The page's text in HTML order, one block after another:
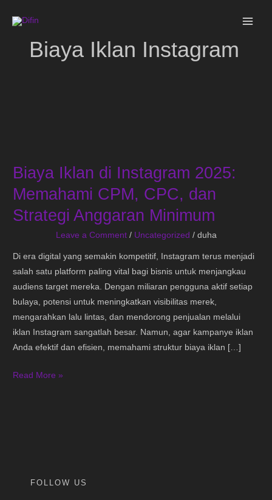
Biaya Iklan Instagram
Biaya Iklan di Instagram 2025:
Memahami CPM, CPC, dan
Strategi Anggaran Minimum
Leave a Comment / Uncategorized / duha
Di era digital yang semakin kompetitif, Instagram terus menjadi
salah satu platform paling vital bagi bisnis untuk menjangkau
audiens target mereka. Dengan miliaran pengguna aktif setiap
bulaya, potensi untuk meningkatkan visibilitas merek,
mengarahkan lalu lintas, dan mendorong penjualan melalui
iklan Instagram sangatlah besar. Namun, agar kampanye iklan
Anda efektif dan efisien, memahami struktur biaya iklan […]
di
Instagram
2025:
Memahami
Minimum
Read More »
FOLLOW US